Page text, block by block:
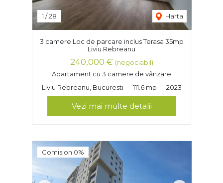
1 /28 Harta
3 camere Loc de parcare inclus Terasa 35mp
Liviu Rebreanu
240,000 € (negociabil)
Apartament cu 3 camere de vânzare
Liviu Rebreanu, Bucuresti
111.6 mp 2023
Vezi mai multe detalii
Comision 0%